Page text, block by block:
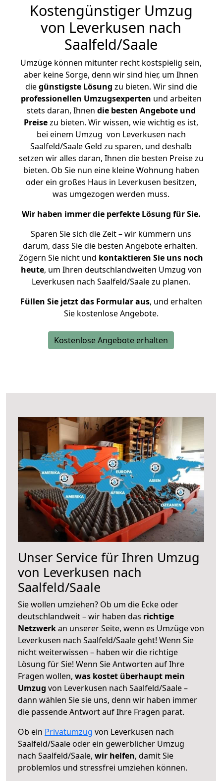
Kostengünstiger Umzug
von Leverkusen nach
Saalfeld/Saale
Umzüge können mitunter recht kostspielig sein,
aber keine Sorge, denn wir sind hier, um Ihnen
diegünstigste Lösung zu bieten. Wir sind die
professionellen Umzugsexperten und arbeiten
stets daran, Ihnen die besten Angebote und
Preisezu bieten. Wir wissen, wie wichtig es ist,
bei einem Umzug von Leverkusen nach
Saalfeld/Saale Geld zu sparen, und deshalb
setzen wir alles daran, Ihnen die besten Preise zu
bieten. Ob Sie nun eine kleine Wohnung haben
oder ein großes Haus in Leverkusen besitzen,
was umgezogen werden muss.
Wir haben immer die perfekte Lösung für Sie.
Sparen Sie sich die Zeit – wir kümmern uns
darum, dass Sie die besten Angebote erhalten.
Zögern Sie nicht und kontaktieren Sie uns noch
heute, um Ihren deutschlandweiten Umzug von
Leverkusen nach Saalfeld/Saale zu planen.
Füllen Sie jetzt das Formular aus, und erhalten
Sie kostenlose Angebote.
Kostenlose Angebote erhalten
Unser Service für Ihren Umzug
von Leverkusen nach
Saalfeld/Saale
Sie wollen umziehen? Ob um die Ecke oder
deutschlandweit – wir haben das richtige
Netzwerkan unserer Seite, wenn es Umzüge von
Leverkusen nach Saalfeld/Saale geht! Wenn Sie
nicht weiterwissen – haben wir die richtige
Lösung für Sie! Wenn Sie Antworten auf Ihre
Fragen wollen, was kostet überhaupt mein
Umzug von Leverkusen nach Saalfeld/Saale –
dann wählen Sie sie uns, denn wir haben immer
die passende Antwort auf Ihre Fragen parat.
Ob ein Privatumzug von Leverkusen nach
Saalfeld/Saale oder ein gewerblicher Umzug
nach Saalfeld/Saale, wir helfen, damit Sie
problemlos und stressfrei umziehen können.